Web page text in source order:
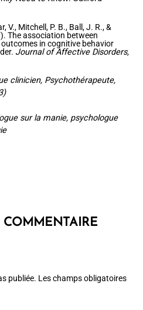
V., Mitchell, P. B., Ball, J. R., &
The association between
in cognitive behavior
Journal of Affective Disorders,
clinicien, Psychothérapeute,
sur la manie, psychologue
COMMENTAIRE
publiée. Les champs obligatoires